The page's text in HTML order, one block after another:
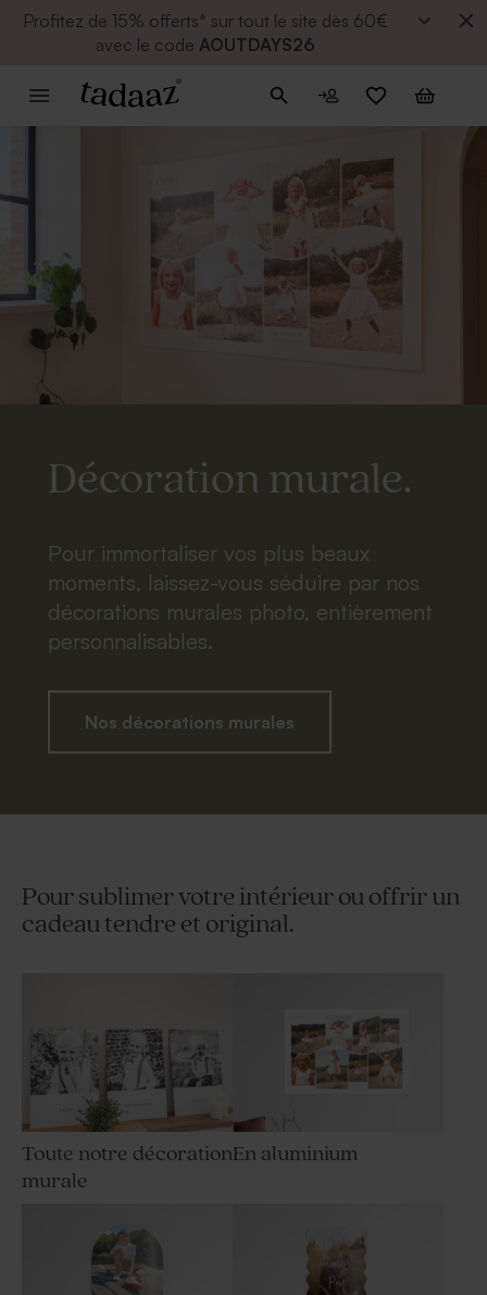
Profitez de 15% offerts* sur tout le site dès 60€
avec le code AOUTDAYS26
Décoration murale.
Pour immortaliser vos plus beaux
moments, laissez-vous séduire par nos
décorations murales photo, entièrement
personnalisables.
Nos décorations murales
Pour sublimer votre intérieur ou offrir un
cadeau tendre et original.
Toute notre décoration
murale
En aluminium